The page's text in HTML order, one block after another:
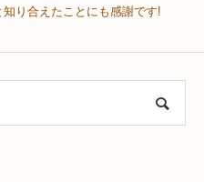
り合えたことにも感謝です!